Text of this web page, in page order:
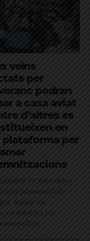
veïns
per
podran
a casa aviat
d’altres es
en
plataforma per
de Barcelona
una proposició de
ajudar els
afectats per
de l'L9